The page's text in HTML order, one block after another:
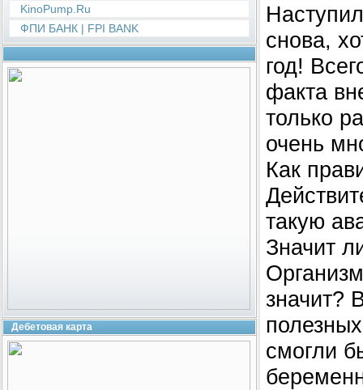
KinoPump.Ru
ФПИ БАНК | FPI BANK
Дебетовая карта
снова,
год!
факта
только
очень
Как
такую
Значит
значит?
смогли